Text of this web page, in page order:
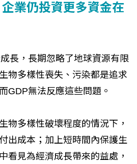
業仍投資更多資金在
長，長期忽略了地球資源有限
物多樣性喪失、污染都是追求
GDP無法反應這些問題。
物多樣性破壞程度的情況下，
出成本；加上短時間內保護生
看見為經濟成長帶來的益處，